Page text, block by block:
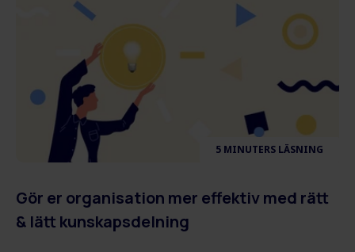
5 MINUTERS LÄSNING
Gör er organisation mer effektiv med rätt
& lätt kunskapsdelning